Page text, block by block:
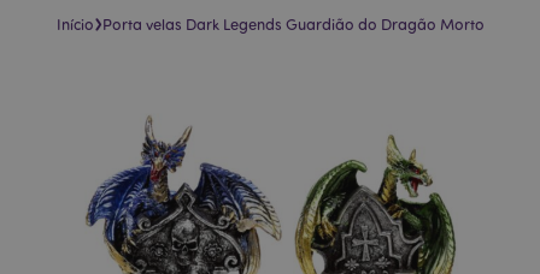
Início›Porta velas Dark Legends Guardião do Dragão Morto